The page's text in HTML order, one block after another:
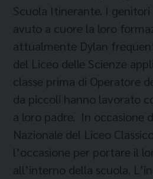
Scuola Itinerante. I
avuto a cuore la loro
attualmente Dylan
del Liceo delle Scienze
classe prima di Operatore
da piccoli hanno lavorato
a loro padre. In occasione
Nazionale del Liceo
l’occasione per portare il
all’interno della scuola.